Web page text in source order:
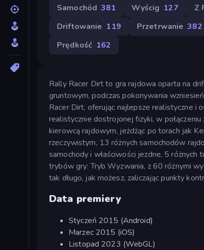
Samochód 381 Wyścig 127 Z
Driftowanie 119 Przetrwanie 382
Prędkość 162
Rally Racer Dirt to gra rajdowa oparta na
gruntowym, podczas pokonywania
Racer Dirt, oferując najlepsze realistyczne i
realistycznie dostrojonej fizyki, w
kierowcą rajdowym, jeżdżąc po torach jak
rzeczywistym, 13 różnych samochodów
samochody i właściwości jezdne, 5
trybów gry: Tryb Wyzwania, z 60 różnymi
tak długo, jak możesz, zaliczając punkty
Data premiery
Styczeń 2015 (Android)
Marzec 2015 (iOS)
Listopad 2023 (WebGL)